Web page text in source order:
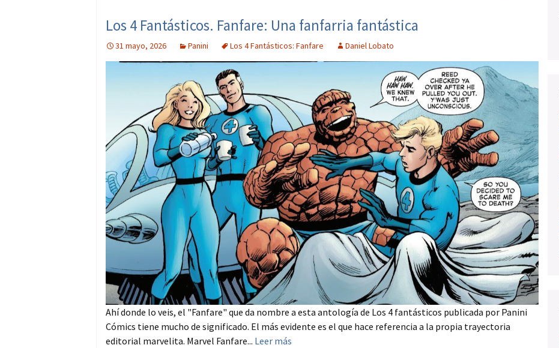
Los 4 Fantásticos. Fanfare: Una fanfarria fantástica
31 mayo, 2026 Panini Los 4 Fantásticos: Fanfare Daniel Lobato
Ahí donde lo veis, el "Fanfare" que da nombre a esta antología de Los 4 fantásticos publicada por Panini
Cómics tiene mucho de significado. El más evidente es el que hace referencia a la propia trayectoria
editorial marvelita. Marvel Fanfare... Leer más